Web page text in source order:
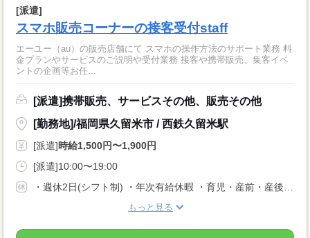
[派遣]
スマホ販売コーナーの接客受付staff
エーユー（au）の販売店舗にて スマホの操作方法のサポート業務 料
金プランやサービスのご説明や受付業務 接客や携帯販売、集客イベ
ントの企画等お任...
[派遣]携帯販売、サービスその他、販売その他
[勤務地]/福岡県久留米市 / 西鉄久留米駅
[派遣]時給1,500円〜1,900円
[派遣]10:00〜19:00
もっと見る